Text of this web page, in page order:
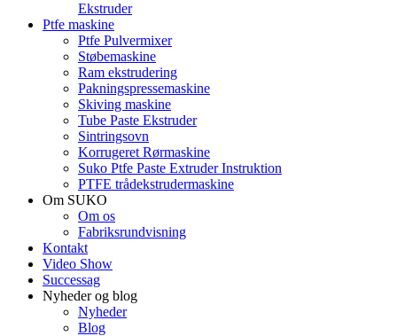
Ekstruder
Ptfe maskine
Ptfe Pulvermixer
Støbemaskine
Ram ekstrudering
Pakningspressemaskine
Skiving maskine
Tube Paste Ekstruder
Sintringsovn
Korrugeret Rørmaskine
Suko Ptfe Paste Extruder Instruktion
PTFE trådekstrudermaskine
Om SUKO
Om os
Fabriksrundvisning
Kontakt
Video Show
Successag
Nyheder og blog
Nyheder
Blog